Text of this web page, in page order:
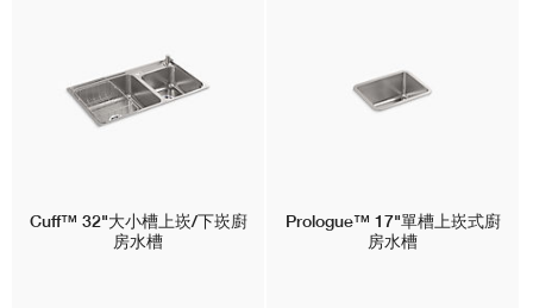
Cuff™
32"大小槽上崁/下崁廚
房水槽
Prologue™ 17"單槽上崁式廚
房水槽